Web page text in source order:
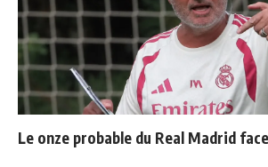
Le onze probable du Real Madrid